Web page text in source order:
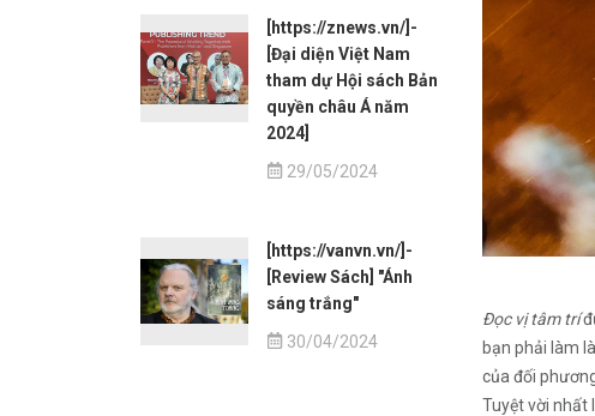
[https://znews.vn/]-
[Đại diện Việt Nam
tham dự Hội sách Bản
quyền châu Á năm
2024]
29/05/2024
[https://vanvn.vn/]-
[Review Sách] "Ánh
sáng trắng"
30/04/2024
Đọc vị tâm trí
bạn phải làm
của đối
Tuyệt vời nhất